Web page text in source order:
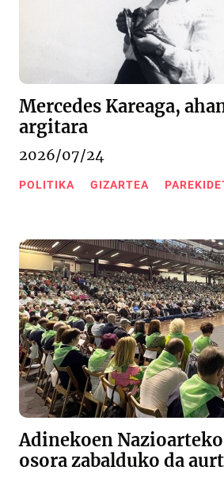
Mercedes Kareaga,
argitara
2026/07/24
POLITIKA GIZARTEA
Adinekoen
osora zabalduko da